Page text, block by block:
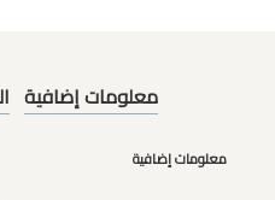
معلومات إضافية
معلومات إضافية